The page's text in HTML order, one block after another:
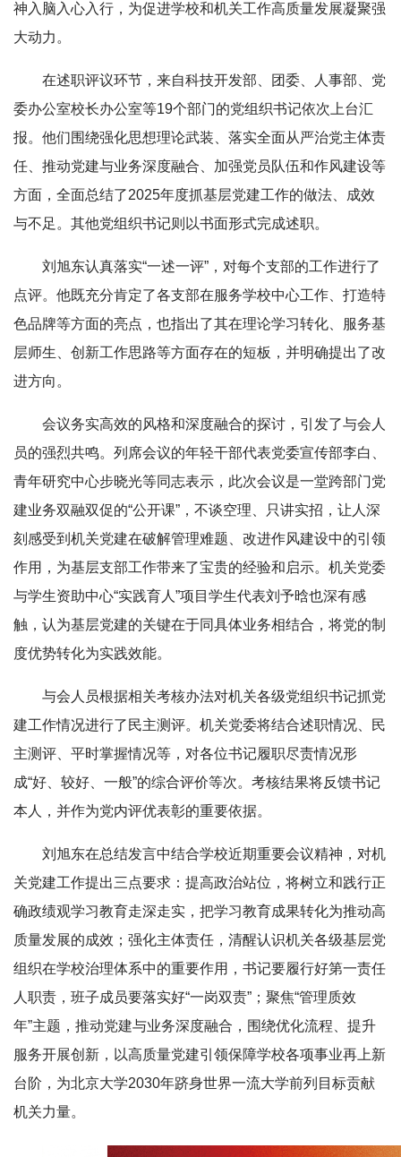
神入脑入心入行，为促进学校和机关工作高质量发展凝聚强
大动力。
在述职评议环节，来自科技开发部、团委、人事部、党
委办公室校长办公室等19个部门的党组织书记依次上台汇
报。他们围绕强化思想理论武装、落实全面从严治党主体责
任、推动党建与业务深度融合、加强党员队伍和作风建设等
方面，全面总结了2025年度抓基层党建工作的做法、成效
与不足。其他党组织书记则以书面形式完成述职。
刘旭东认真落实“一述一评”，对每个支部的工作进行了
点评。他既充分肯定了各支部在服务学校中心工作、打造特
色品牌等方面的亮点，也指出了其在理论学习转化、服务基
层师生、创新工作思路等方面存在的短板，并明确提出了改
进方向。
会议务实高效的风格和深度融合的探讨，引发了与会人
员的强烈共鸣。列席会议的年轻干部代表党委宣传部李白、
青年研究中心步晓光等同志表示，此次会议是一堂跨部门党
建业务双融双促的“公开课”，不谈空理、只讲实招，让人深
刻感受到机关党建在破解管理难题、改进作风建设中的引领
作用，为基层支部工作带来了宝贵的经验和启示。机关党委
与学生资助中心“实践育人”项目学生代表刘予晗也深有感
触，认为基层党建的关键在于同具体业务相结合，将党的制
度优势转化为实践效能。
与会人员根据相关考核办法对机关各级党组织书记抓党
建工作情况进行了民主测评。机关党委将结合述职情况、民
主测评、平时掌握情况等，对各位书记履职尽责情况形
成“好、较好、一般”的综合评价等次。考核结果将反馈书记
本人，并作为党内评优表彰的重要依据。
刘旭东在总结发言中结合学校近期重要会议精神，对机
关党建工作提出三点要求：提高政治站位，将树立和践行正
确政绩观学习教育走深走实，把学习教育成果转化为推动高
质量发展的成效；强化主体责任，清醒认识机关各级基层党
组织在学校治理体系中的重要作用，书记要履行好第一责任
人职责，班子成员要落实好“一岗双责”；聚焦“管理质效
年”主题，推动党建与业务深度融合，围绕优化流程、提升
服务开展创新，以高质量党建引领保障学校各项事业再上新
台阶，为北京大学2030年跻身世界一流大学前列目标贡献
机关力量。